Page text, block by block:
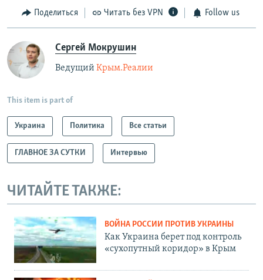
Поделиться Читать без VPN Follow us
Сергей Мокрушин
Ведущий Крым.Реалии
This item is part of
Украина Политика Все статьи
ГЛАВНОЕ ЗА СУТКИ Интервью
ЧИТАЙТЕ ТАКЖЕ:
ВОЙНА РОССИИ ПРОТИВ УКРАИНЫ
Как Украина берет под контроль
«сухопутный коридор» в Крым